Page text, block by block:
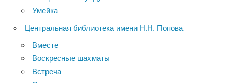
Умейка
Центральная библиотека имени Н.Н. Попова
Вместе
Воскресные шахматы
Встреча